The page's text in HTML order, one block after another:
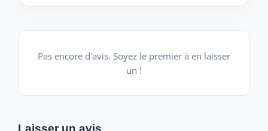
Pas encore d'avis. Soyez le premier à en laisser
un !
Laisser un avis